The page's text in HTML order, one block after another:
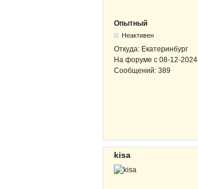
Опытный
Неактивен
Откуда: Екатеринбург
На форуме с 08-12-2024
Сообщений: 389
kisa